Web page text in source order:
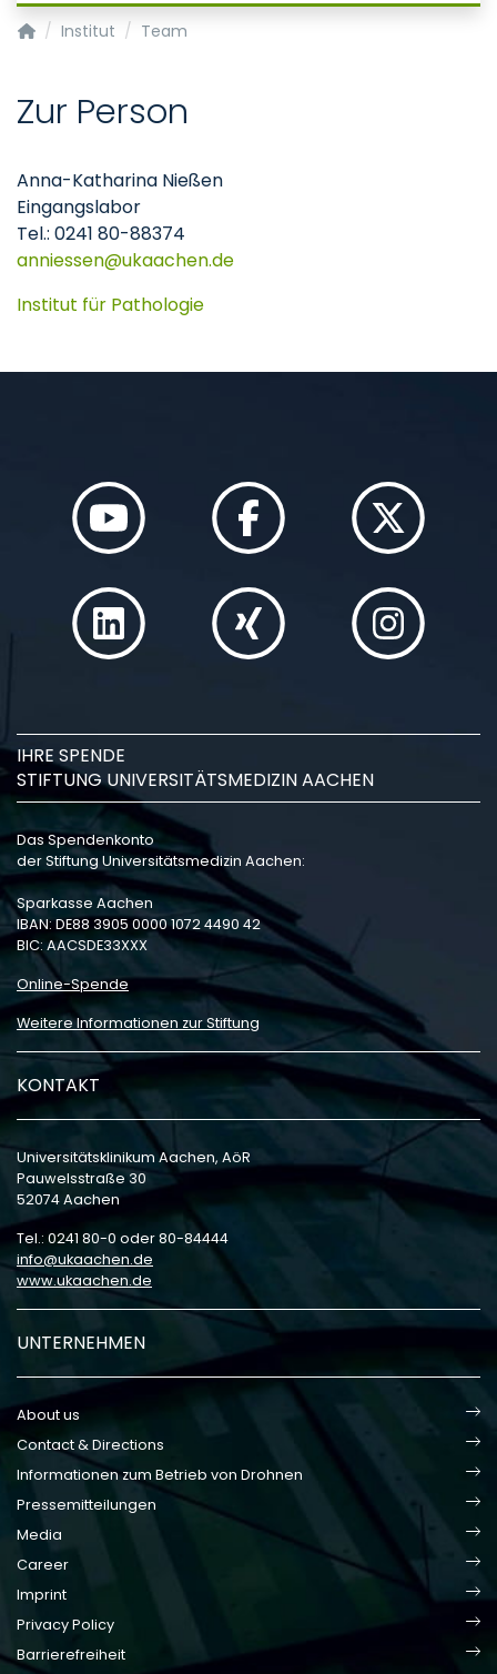
Institut für Pathologie
Institut Team
Zur Person
Anna-Katharina Nießen
Eingangslabor
Tel.: 0241 80-88374
anniessen
ukaachende
Institut für Pathologie
IHRE SPENDE
STIFTUNG UNIVERSITÄTSMEDIZIN AACHEN
Das Spendenkonto
der Stiftung Universitätsmedizin Aachen:
Sparkasse Aachen
IBAN: DE88 3905 0000 1072 4490 42
BIC: AACSDE33XXX
Online-Spende
Weitere Informationen zur Stiftung
KONTAKT
Universitätsklinikum Aachen, AöR
Pauwelsstraße 30
52074 Aachen
Tel.: 0241 80-0 oder 80-84444
info
ukaachen de
www.ukaachen.de
UNTERNEHMEN
About us
Contact & Directions
Informationen zum Betrieb von Drohnen
Pressemitteilungen
Media
Career
Imprint
Privacy Policy
Barrierefreiheit